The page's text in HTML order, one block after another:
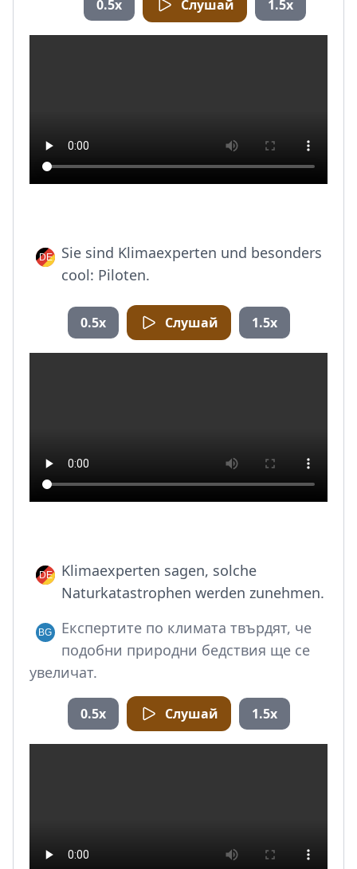
0.5x Слушай 1.5x
Sie sind Klimaexperten und besonders
cool: Piloten.
0.5x Слушай 1.5x
Klimaexperten sagen, solche
Naturkatastrophen werden zunehmen.
Експертите по климата твърдят, че
подобни природни бедствия ще се
увеличат.
0.5x Слушай 1.5x